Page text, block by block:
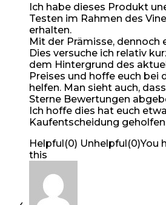
Ich habe dieses Produkt
Testen im Rahmen des
erhalten.
Mit der Prämisse, dennoch
Dies versuche ich relativ
dem Hintergrund des
Preises und hoffe euch bei
helfen. Man sieht auch,
Sterne Bewertungen
Ich hoffe dies hat euch
Kaufentscheidung
Helpful(0) Unhelpful(0)You
this